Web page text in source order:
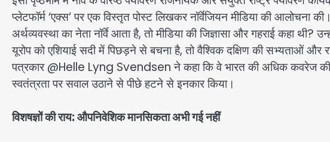
प्लेटफॉर्म ‘एक्स’ पर एक विस्तृत पोस्ट लिखकर नॉर्वेजियन मीडिया की आलोचना
अर्थव्यवस्था का नेता नॉर्वे आता है, तो मीडिया की जिज्ञासा और गहराई कहा थी?
यूरोप को एशियाई सदी में पिछड़ने से बचना है, तो वैश्विक दक्षिण की सभ्यताओं और
पत्रकार @Helle Lyng Svendsen ने कहा कि वे भारत की अधिक कवरेज
स्वतंत्रता पर सवाल उठाने से पीछे हटने से इनकार किया।
विशषज्ञों की राय: औपनिवेशिक मानसिकता अभी गई नहीं